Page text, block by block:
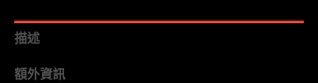
彩
A-
描述
額外資訊